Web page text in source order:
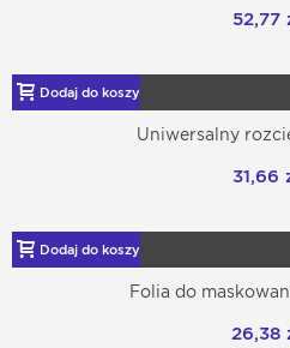
52,77
Dodaj do koszyka
Uniwersalny
31,66
Dodaj do koszyka
Folia do
26,38